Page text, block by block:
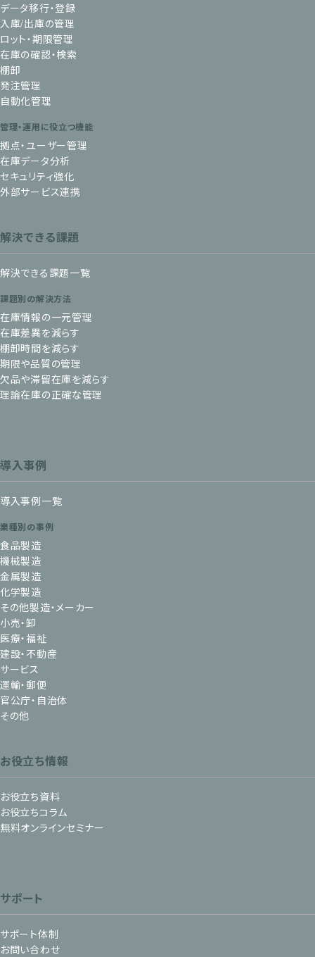
データ移行・登録
入庫/出庫の管理
ロット・期限管理
在庫の確認・検索
棚卸
発注管理
自動化管理
管理・運用に役立つ機能
拠点・ユーザー管理
在庫データ分析
セキュリティ強化
外部サービス連携
解決できる課題
解決できる課題一覧
課題別の解決方法
在庫情報の一元管理
在庫差異を減らす
棚卸時間を減らす
期限や品質の管理
欠品や滞留在庫を減らす
理論在庫の正確な管理
導入事例
導入事例一覧
業種別の事例
食品製造
機械製造
金属製造
化学製造
その他製造・メーカー
小売・卸
医療・福祉
建設・不動産
サービス
運輸・郵便
官公庁・自治体
その他
お役立ち情報
お役立ち資料
お役立ちコラム
無料オンラインセミナー
サポート
サポート体制
お問い合わせ